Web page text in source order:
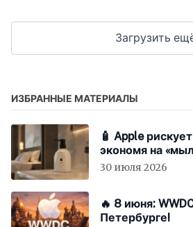
Загрузить
ИЗБРАННЫЕ МАТЕРИАЛЫ
🧴 Apple
экономя на
30 июля 2026
🔥 8 июня:
Петербурге!